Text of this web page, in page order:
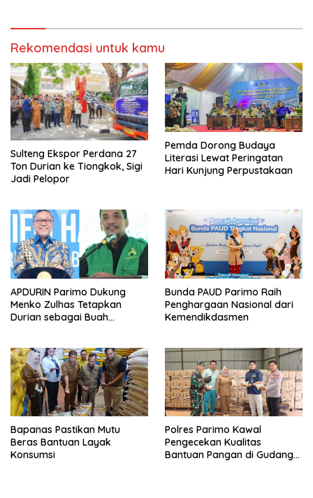
Rekomendasi untuk kamu
Sulteng Ekspor Perdana 27
Ton Durian ke Tiongkok, Sigi
Jadi Pelopor
Pemda Dorong Budaya
Literasi Lewat Peringatan
Hari Kunjung Perpustakaan
APDURIN Parimo Dukung
Menko Zulhas Tetapkan
Durian sebagai Buah
Bunda PAUD Parimo Raih
Penghargaan Nasional dari
Kemendikdasmen
Bapanas Pastikan Mutu
Beras Bantuan Layak
Konsumsi
Polres Parimo Kawal
Pengecekan Kualitas
Bantuan Pangan di Gudang